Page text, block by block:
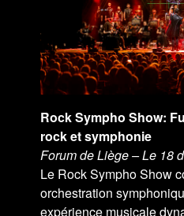
Rock Sympho Show:
rock et symphonie
Forum de Liège – Le 18
Le Rock Sympho Show
orchestration
expérience musicale